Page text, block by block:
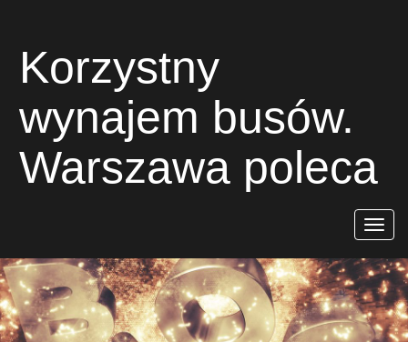
Korzystny
wynajem busów.
Warszawa poleca
Rozwiń